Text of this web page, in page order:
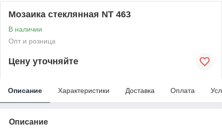
Мозаика стеклянная NT 463
В наличии
Опт и розница
Цену уточняйте
Описание Характеристики Доставка Оплата
Описание